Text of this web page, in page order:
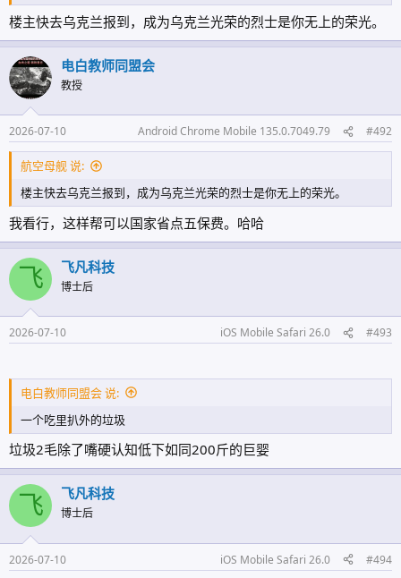
楼主快去乌克兰报到，成为乌克兰光荣的烈士是你无上的荣光。
电白教师同盟会
教授
2026-07-10 Android Chrome Mobile 135.0.7049.79 #492
航空母舰 说:
楼主快去乌克兰报到，成为乌克兰光荣的烈士是你无上的荣光。
我看行，这样帮可以国家省点五保费。哈哈
飞 飞凡科技
博士后
2026-07-10 iOS Mobile Safari 26.0 #493
电白教师同盟会 说:
一个吃里扒外的垃圾
垃圾2毛除了嘴硬认知低下如同200斤的巨婴
飞 飞凡科技
博士后
2026-07-10 iOS Mobile Safari 26.0 #494